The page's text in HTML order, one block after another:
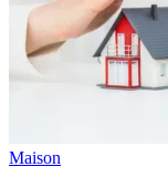
Maison